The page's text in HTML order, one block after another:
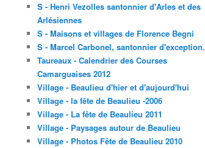
S - Henri Vezolles santonnier d'Arles et des
Arlésiennes
S - Maisons et villages de Florence Begni
S - Marcel Carbonel, santonnier d'exception.
Taureaux - Calendrier des Courses
Camarguaises 2012
Village - Beaulieu d'hier et d'aujourd'hui
Village - la fête de Beaulieu -2006
Village - La fête de Beaulieu 2011
Village - Paysages autour de Beaulieu
Village - Photos Fête de Beaulieu 2010